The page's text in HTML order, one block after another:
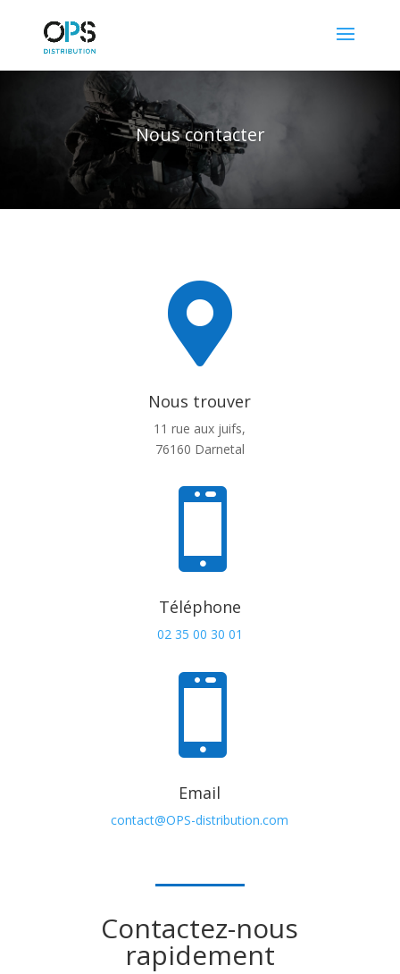
Nous contacter

Nous trouver
11 rue aux juifs,
76160 Darnetal

Téléphone
02 35 00 30 01

Email
contact@OPS-distribution.com
Contactez-nous
rapidement